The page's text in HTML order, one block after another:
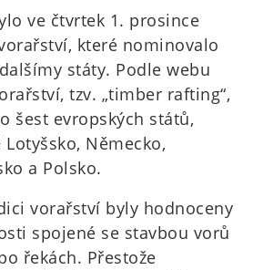
ve čtvrtek 1. prosince
které nominovalo
státy. Podle webu
tzv. „timber rafting“,
šest evropských států,
Německo,
a Polsko.
vorařství byly hodnoceny
spojené se stavbou vorů
řekách. Přestože